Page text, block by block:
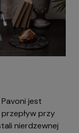
jest
przy
nierdzewnej